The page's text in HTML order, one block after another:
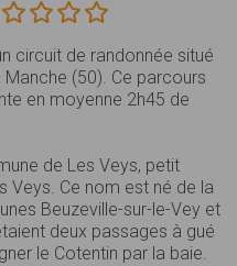
circuit de randonnée situé
(50). Ce parcours
en moyenne 2h45 de
de Les Veys, petit
Veys. Ce nom est né de la
Beuzeville-sur-le-Vey et
deux passages à gué
le Cotentin par la baie.